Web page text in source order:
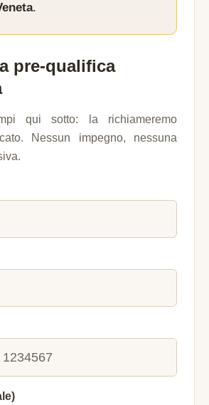
.
pre-qualifica
qui sotto: la richiameremo
Nessun impegno, nessuna